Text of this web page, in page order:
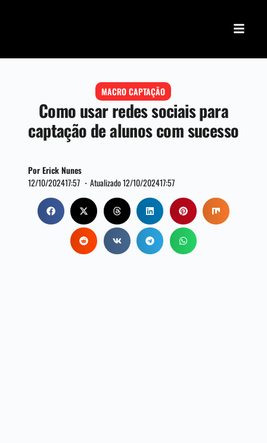
MACRO CAPTAÇÃO
Como usar redes sociais para
captação de alunos com sucesso
Por Erick Nunes
12/10/202417:57 ・ Atualizado 12/10/202417:57